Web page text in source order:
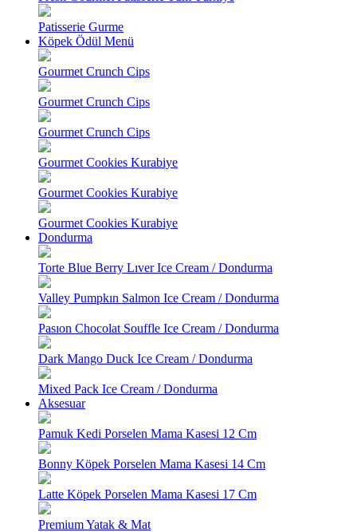
Patisserie Gurme
Köpek Ödül Menü
Gourmet Crunch Cips
Gourmet Crunch Cips
Gourmet Crunch Cips
Gourmet Cookies Kurabiye
Gourmet Cookies Kurabiye
Gourmet Cookies Kurabiye
Dondurma
Torte Blue Berry Lıver Ice Cream / Dondurma
Valley Pumpkın Salmon Ice Cream / Dondurma
Pasıon Chocolat Souffle Ice Cream / Dondurma
Dark Mango Duck Ice Cream / Dondurma
Mixed Pack Ice Cream / Dondurma
Aksesuar
Pamuk Kedi Porselen Mama Kasesi 12 Cm
Bonny Köpek Porselen Mama Kasesi 14 Cm
Latte Köpek Porselen Mama Kasesi 17 Cm
Premium Yatak & Mat